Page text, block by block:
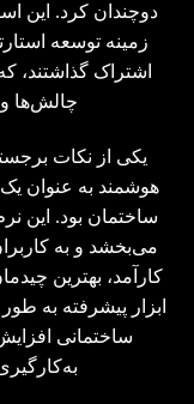
دوچندان کرد. این
زمینه توسعه
اشتراک گذاشتند،
چالش‌ها
یکی از نکات
هوشمند به عنوان یک
ساختمان بود. این
می‌بخشد و به
کارآمد، بهترین
ابزار پیشرفته به
ساختمانی